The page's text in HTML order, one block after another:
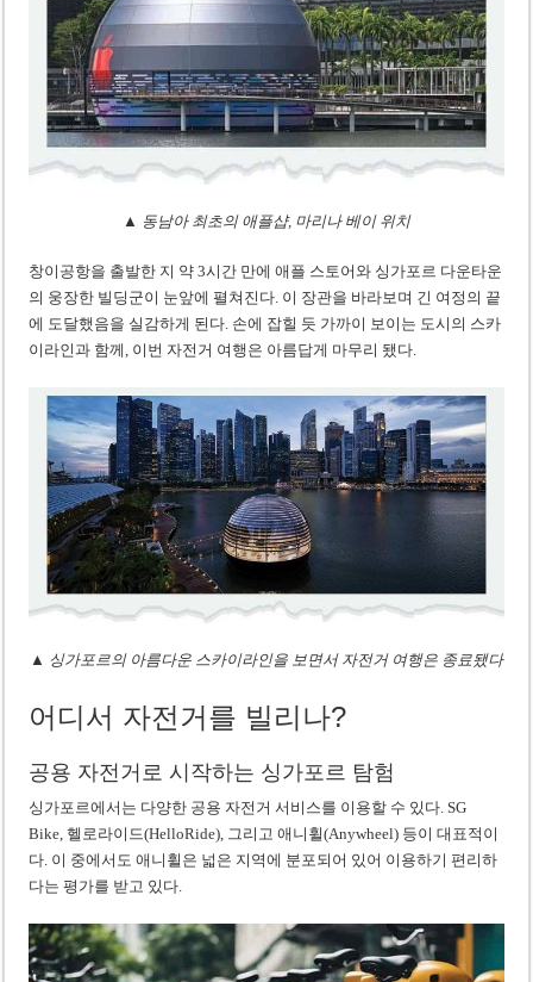
▲ 동남아 최초의 애플샵, 마리나 베이 위치
창이공항을 출발한 지 약 3시간 만에 애플 스토어와 싱가포르 다운타운
의 웅장한 빌딩군이 눈앞에 펼쳐진다. 이 장관을 바라보며 긴 여정의 끝
에 도달했음을 실감하게 된다. 손에 잡힐 듯 가까이 보이는 도시의 스카
이라인과 함께, 이번 자전거 여행은 아름답게 마무리 됐다.
▲ 싱가포르의 아름다운 스카이라인을 보면서 자전거 여행은 종료됐다
어디서 자전거를 빌리나?
공용 자전거로 시작하는 싱가포르 탐험
싱가포르에서는 다양한 공용 자전거 서비스를 이용할 수 있다. SG
Bike, 헬로라이드(HelloRide), 그리고 애니휠(Anywheel) 등이 대표적이
다. 이 중에서도 애니휠은 넓은 지역에 분포되어 있어 이용하기 편리하
다는 평가를 받고 있다.